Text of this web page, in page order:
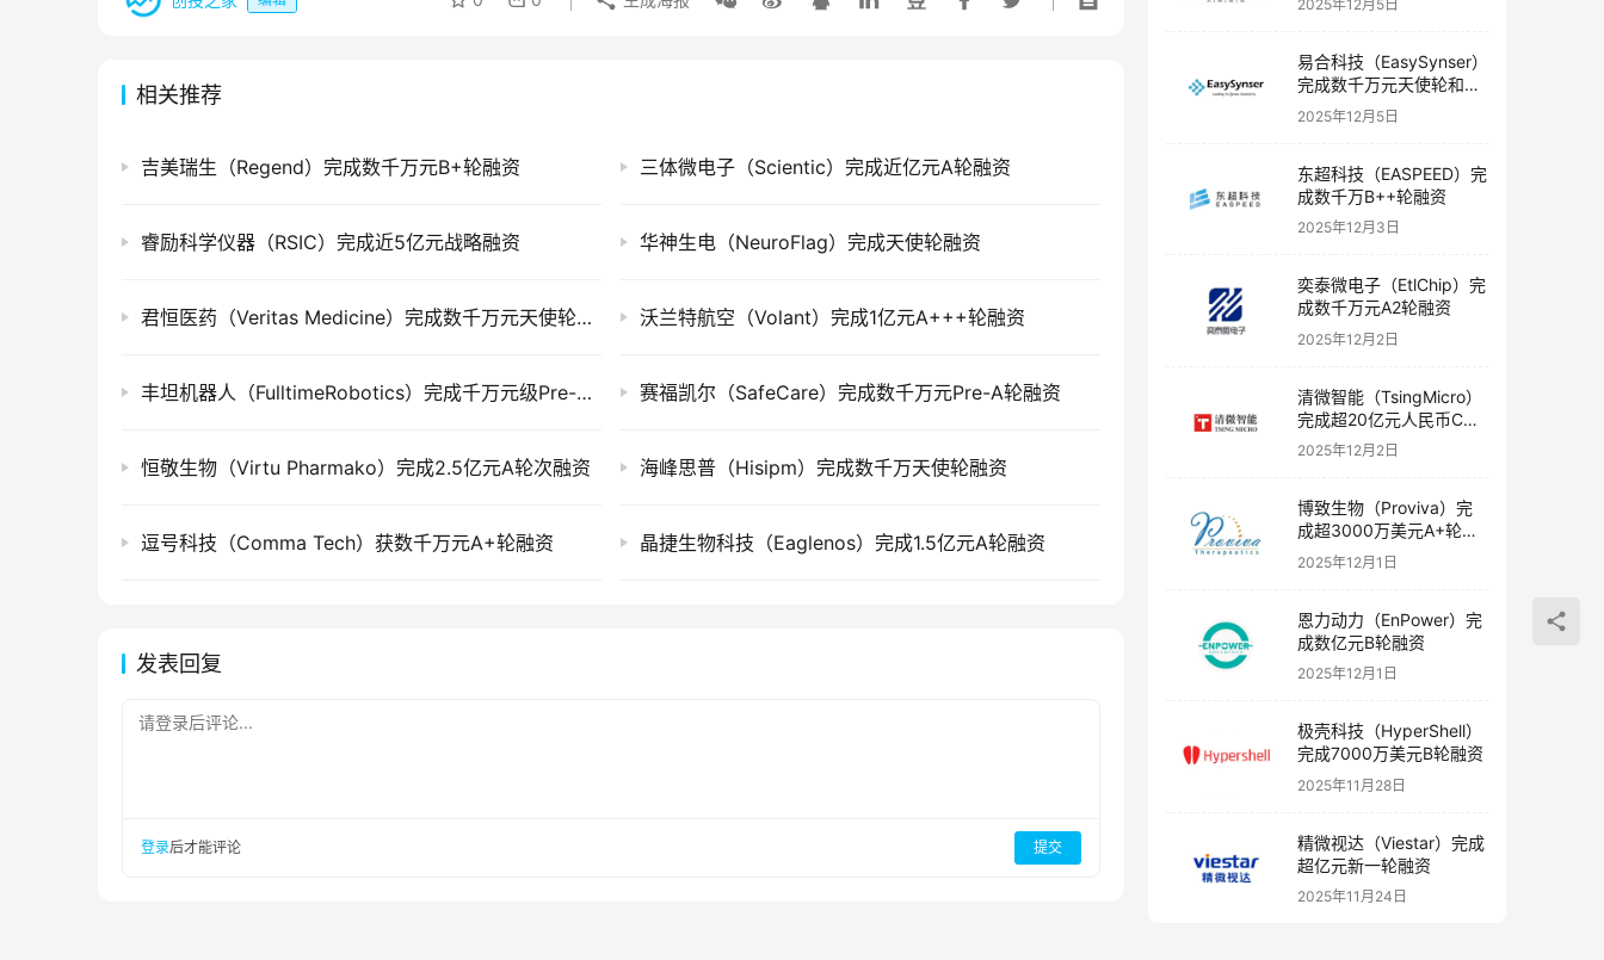
相关推荐
吉美瑞生（Regend）完成数千万元B+轮融资 三体微电子（Scientic）完成近亿元A轮融资
睿励科学仪器（RSIC）完成近5亿元战略融资 华神生电（NeuroFlag）完成天使轮融资
君恒医药（Veritas Medicine）完成数千万元天使轮融资 沃兰特航空（Volant）完成1亿元A+++轮融资
丰坦机器人（FulltimeRobotics）完成千万元级Pre-A轮融资 赛福凯尔（SafeCare）完成数千万元Pre-A轮融资
恒敬生物（Virtu Pharmako）完成2.5亿元A轮次融资 海峰思普（Hisipm）完成数千万天使轮融资
逗号科技（Comma Tech）获数千万元A+轮融资 晶捷生物科技（Eaglenos）完成1.5亿元A轮融资
发表回复
请登录后评论...
登录后才能评论 提交
2025年12月5日
易合科技（EasySynser）
完成数千万元天使轮和天
使+轮融资
2025年12月5日
东超科技（EASPEED）完
成数千万B++轮融资
2025年12月3日
奕泰微电子（EtlChip）完
成数千万元A2轮融资
2025年12月2日
清微智能（TsingMicro）
完成超20亿元人民币C轮
融资
2025年12月2日
博致生物（Proviva）完
成超3000万美元A+轮融
资
2025年12月1日
恩力动力（EnPower）完
成数亿元B轮融资
2025年12月1日
极壳科技（HyperShell）
完成7000万美元B轮融资
2025年11月28日
精微视达（Viestar）完成
超亿元新一轮融资
2025年11月24日